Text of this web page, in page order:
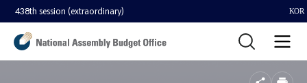
438th session (extraordinary) KOR
Search
전
체
메